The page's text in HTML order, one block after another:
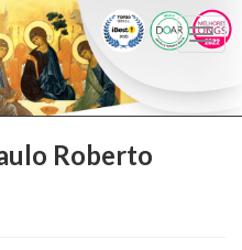
Roberto